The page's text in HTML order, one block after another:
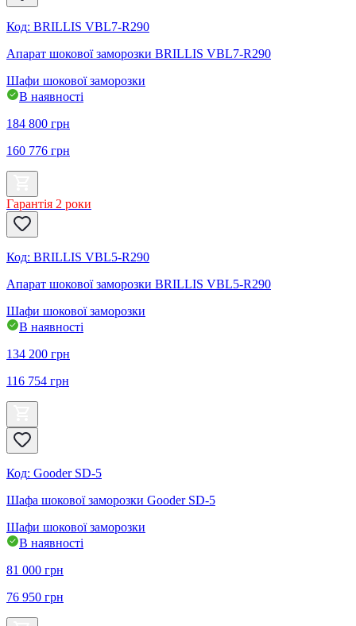
Код: BRILLIS VBL7-R290
Апарат шокової заморозки BRILLIS VBL7-R290
Шафи шокової заморозки
В наявності
184 800 грн
160 776 грн
Гарантія 2 роки
Код: BRILLIS VBL5-R290
Апарат шокової заморозки BRILLIS VBL5-R290
Шафи шокової заморозки
В наявності
134 200 грн
116 754 грн
Код: Gooder SD-5
Шафа шокової заморозки Gooder SD-5
Шафи шокової заморозки
В наявності
81 000 грн
76 950 грн